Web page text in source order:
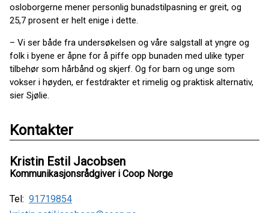
osloborgerne mener personlig bunadstilpasning er greit, og
25,7 prosent er helt enige i dette.
– Vi ser både fra undersøkelsen og våre salgstall at yngre og
folk i byene er åpne for å piffe opp bunaden med ulike typer
tilbehør som hårbånd og skjerf. Og for barn og unge som
vokser i høyden, er festdrakter et rimelig og praktisk alternativ,
sier Sjølie.
Kontakter
Kristin Estil Jacobsen
Kommunikasjonsrådgiver i Coop Norge
Tel: 91719854